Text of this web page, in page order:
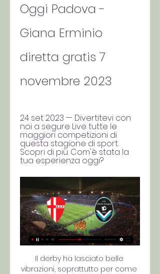
Oggi Padova -
Giana Erminio
diretta gratis 7
novembre 2023
24 set 2023 — Divertitevi con
noi a segure Live tutte le
maggiori competizioni di
questa stagione di sport.
Scopri di più. Com'è stata la
tua esperienza oggi?
Il derby ha lasciato belle
vibrazioni, soprattutto per come